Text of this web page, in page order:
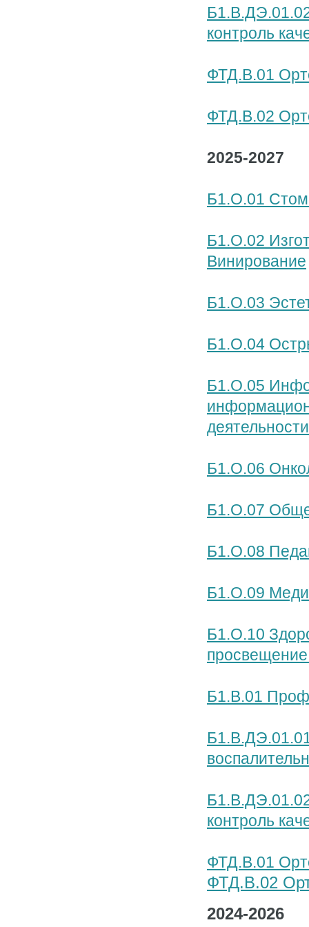
контроль
ФТД.В.01
ФТД.В.02
2025-2027
Б1.О.01
Б1.О.02
Винирование
Б1.О.03
Б1.О.04
Б1.О.05
деятельности
Б1.О.06
Б1.О.07
Б1.О.08
Б1.О.09
Б1.О.10
Б1.В.01
контроль
ФТД.В.01
ФТД.В.02
2024-2026